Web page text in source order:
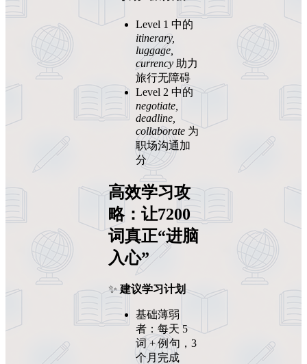
Level 1 中的
itinerary,
luggage,
currency 助力
旅行无障碍
Level 2 中的
negotiate,
deadline,
collaborate 为
职场沟通加
分
高效学习攻
略：让7200
词真正“进脑
入心”
✨建议学习计划
基础薄弱
者：每天 5
词 + 例句，3
个月完成